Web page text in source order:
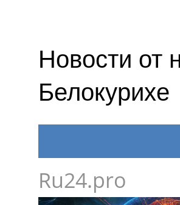
Новости от
Белокурихе
Ru24.pro